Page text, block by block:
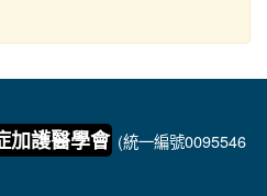
加護醫學會 (統一編號0095546